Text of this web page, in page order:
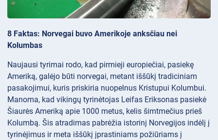
8 Faktas: Norvegai buvo Amerikoje anksčiau nei
Kolumbas
Naujausi tyrimai rodo, kad pirmieji europiečiai, pasiekę
Ameriką, galėjo būti norvegai, metant iššūkį tradiciniam
pasakojimui, kuris priskiria nuopelnus Kristupui Kolumbui.
Manoma, kad vikingų tyrinėtojas Leifas Eriksonas pasiekė
Šiaurės Ameriką apie 1000 metus, kelis šimtmečius prieš
Kolumbą. Šis atradimas pabrėžia istorinį Norvegijos indėlį į
tyrinėjimus ir meta iššūkį įprastiniams požiūriams į